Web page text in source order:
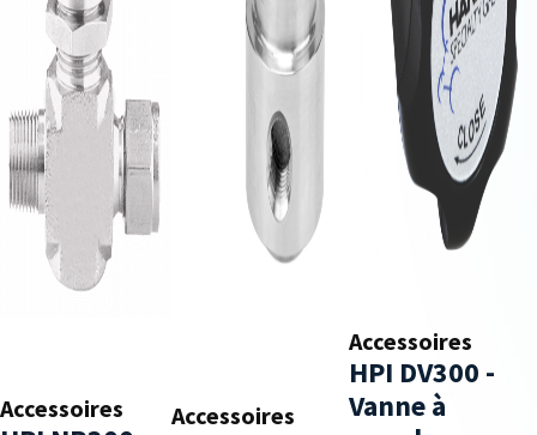
Accessoires Accessoires
Accessoires
HPI DV300 -
Vanne à